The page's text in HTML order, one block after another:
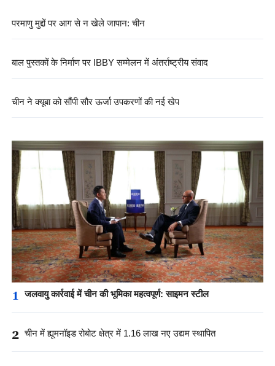
परमाणु मुद्दों पर आग से न खेले जापान: चीन
बाल पुस्तकों के निर्माण पर IBBY सम्मेलन में अंतर्राष्ट्रीय संवाद
चीन ने क्यूबा को सौंपी सौर ऊर्जा उपकरणों की नई खेप
1 जलवायु कार्रवाई में चीन की भूमिका महत्वपूर्ण: साइमन स्टील
2 चीन में ह्यूमनॉइड रोबोट क्षेत्र में 1.16 लाख नए उद्यम स्थापित